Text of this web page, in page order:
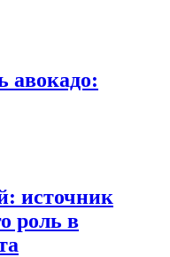
авокадо:
источник
роль в